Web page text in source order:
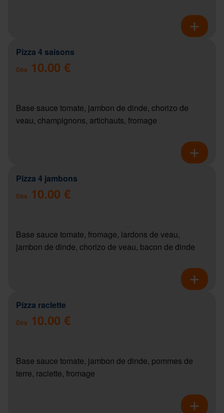
Pizza 4 saisons
Dès 10.00 €
Base sauce tomate, jambon de dinde, chorizo de
veau, champignons, artichauts, fromage
Pizza 4 jambons
Dès 10.00 €
Base sauce tomate, fromage, lardons de veau,
jambon de dinde, chorizo de veau, bacon de dinde
Pizza raclette
Dès 10.00 €
Base sauce tomate, jambon de dinde, pommes de
terre, raclette, fromage